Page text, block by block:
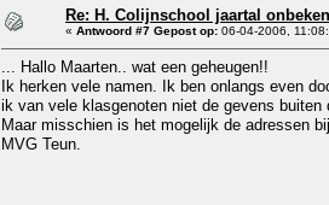
Re: H. Colijnschool jaartal
« Antwoord #7 Gepost op: 06-04-2006,
... Hallo Maarten.. wat een geheugen!!
Ik herken vele namen. Ik ben onlangs even
ik van vele klasgenoten niet de gevens buiten
Maar misschien is het mogelijk de adressen
MVG Teun.